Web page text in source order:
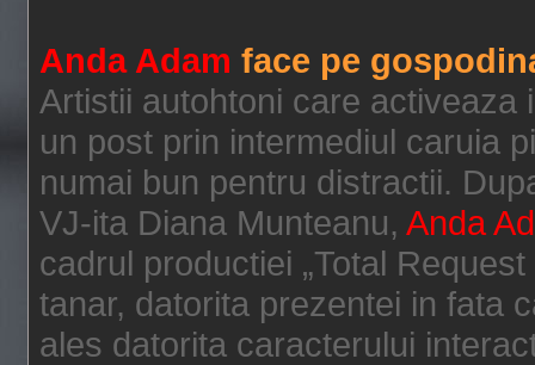
Anda Adam face pe
Artistii autohtoni care
un post prin intermediul caruia
numai bun pentru distractii.
VJ-ita Diana Munteanu, Anda
cadrul productiei „Total
tanar, datorita prezentei in fata
ales datorita caracterului